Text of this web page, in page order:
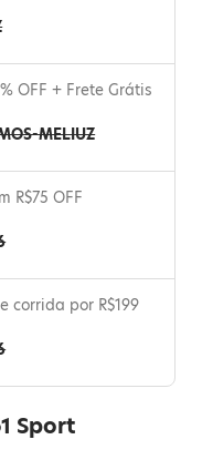
OFF + Frete Grátis
MELIUZ
R$75 OFF
corrida por R$199
Sport